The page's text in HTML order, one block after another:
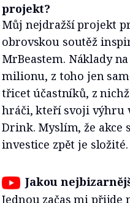
projekt?
Můj nejdražší projekt
obrovskou soutěž
MrBeastem. Náklady
milionu, z toho jen
třicet účastníků, z
hráči, kteří svoji výhru
Drink. Myslím, že akce
investice zpět je složité.
Jakou
Jednou začas mi přijde